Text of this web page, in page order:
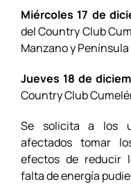
Miércoles 17 de
del Country Club
Manzano y
Jueves 18 de
Country Club
Se solicita a los
afectados tomar
efectos de reducir
falta de energía